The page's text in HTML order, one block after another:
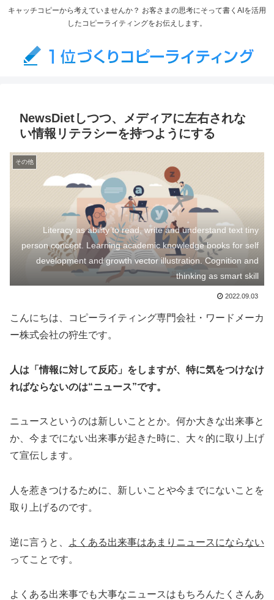
キャッチコピーから考えていませんか？ お客さまの思考にそって書くAIを活用
したコピーライティングをお伝えします。
NewsDietしつつ、メディアに左右されな
い情報リテラシーを持つようにする
その他
Literacy as ability to read, write and understand text tiny
person concept. Learning academic knowledge books for self
development and growth vector illustration. Cognition and
thinking as smart skill
2022.09.03
こんにちは、コピーライティング専門会社・ワードメーカ
ー株式会社の狩生です。
人は「情報に対して反応」をしますが、特に気をつけなけ
ればならないのは“ニュース”です。
ニュースというのは新しいこととか。何か大きな出来事と
か、今までにない出来事が起きた時に、大々的に取り上げ
て宣伝します。
人を惹きつけるために、新しいことや今までにないことを
取り上げるのです。
逆に言うと、
よくある出来事はあまりニュースにならない
ってことです。
よくある出来事でも大事なニュースはもちろんたくさんあ